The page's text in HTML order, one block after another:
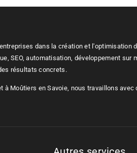
dans la création et l'optimisation
SEO, automatisation, développement sur
résultats concrets.
à Moûtiers en Savoie, nous travaillons